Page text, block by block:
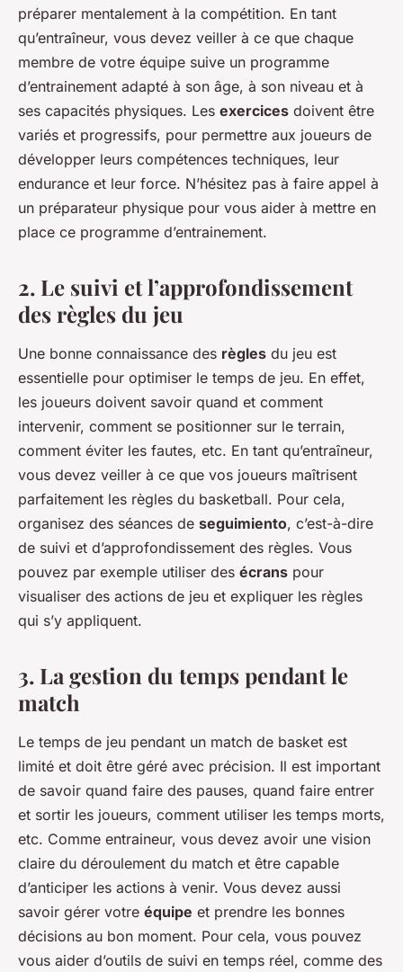
préparer mentalement à la compétition. En tant
qu’entraîneur, vous devez veiller à ce que chaque
membre de votre équipe suive un programme
d’entrainement adapté à son âge, à son niveau et à
ses capacités physiques. Les exercices doivent être
variés et progressifs, pour permettre aux joueurs de
développer leurs compétences techniques, leur
endurance et leur force. N’hésitez pas à faire appel à
un préparateur physique pour vous aider à mettre en
place ce programme d’entrainement.
2. Le suivi et l’approfondissement
des règles du jeu
Une bonne connaissance des règles du jeu est
essentielle pour optimiser le temps de jeu. En effet,
les joueurs doivent savoir quand et comment
intervenir, comment se positionner sur le terrain,
comment éviter les fautes, etc. En tant qu’entraîneur,
vous devez veiller à ce que vos joueurs maîtrisent
parfaitement les règles du basketball. Pour cela,
organisez des séances de seguimiento, c’est-à-dire
de suivi et d’approfondissement des règles. Vous
pouvez par exemple utiliser des écrans pour
visualiser des actions de jeu et expliquer les règles
qui s’y appliquent.
3. La gestion du temps pendant le
match
Le temps de jeu pendant un match de basket est
limité et doit être géré avec précision. Il est important
de savoir quand faire des pauses, quand faire entrer
et sortir les joueurs, comment utiliser les temps morts,
etc. Comme entraineur, vous devez avoir une vision
claire du déroulement du match et être capable
d’anticiper les actions à venir. Vous devez aussi
savoir gérer votre équipe et prendre les bonnes
décisions au bon moment. Pour cela, vous pouvez
vous aider d’outils de suivi en temps réel, comme des